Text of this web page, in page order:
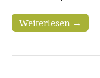
Weiterlesen →